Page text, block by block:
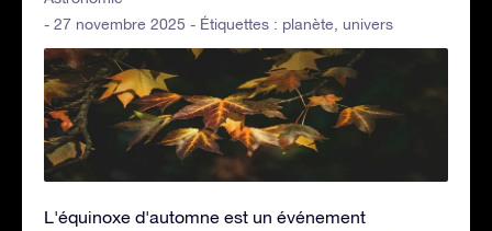
- 27 novembre 2025 - Étiquettes : planète, univers
L'équinoxe d'automne est un événement